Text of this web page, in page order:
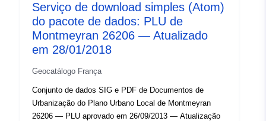
Tipo:
Recurso:
http://inspire.ec.europa.eu/
codelist/SpatialDataServiceType/
Serviço de download simples (Atom)
do pacote de dados: PLU de
Montmeyran 26206 — Atualizado
em 28/01/2018
Geocatálogo França
Conjunto de dados SIG e PDF de Documentos de
Urbanização do Plano Urbano Local de Montmeyran
26206 — PLU aprovado em 26/09/2013 — Atualização